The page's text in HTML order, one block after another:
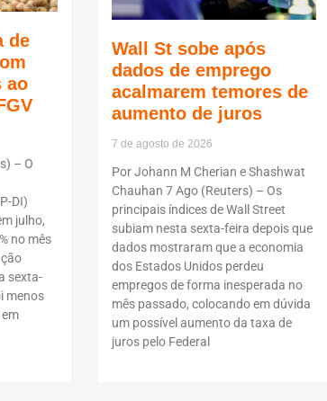
de
ao
– O
DI)
julho,
no mês
sexta-
menos
Wall St sobe após
dados de emprego
acalmarem temores de
aumento de juros
7 de agosto de 2026
Por Johann M Cherian e Shashwat
Chauhan 7 Ago (Reuters) – Os
principais índices de Wall Street
subiam nesta sexta-feira depois que
dados mostraram que a economia
dos Estados Unidos perdeu
empregos de forma inesperada no
mês passado, colocando em dúvida
um possível aumento da taxa de
juros pelo Federal